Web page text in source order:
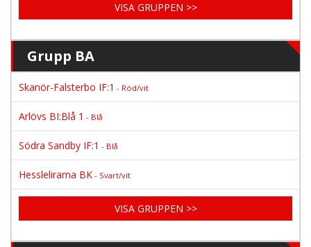
VISA GRUPPEN >>
Grupp BA
Skanör-Falsterbo IF:1 - Röd/vit
Arlövs BI:Blå 1 - Blå
Södra Sandby IF:1 - Blå
Hesslelirarna BK - Svart/vit
VISA GRUPPEN >>